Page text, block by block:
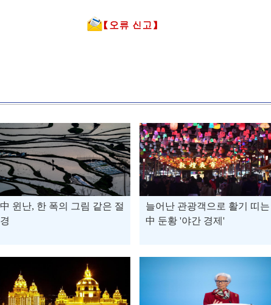
中 윈난, 한 폭의 그림 같은 절
경
늘어난 관광객으로 활기 띠는
中 둔황 '야간 경제'